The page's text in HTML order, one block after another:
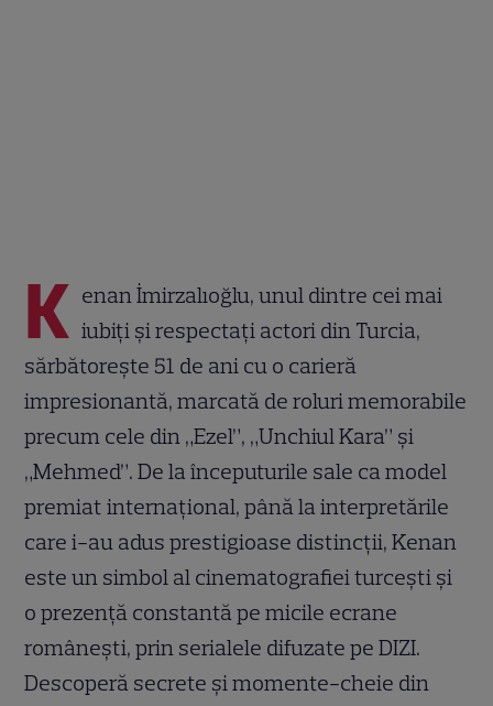
K enan İmirzalıoğlu, unul dintre cei mai
iubiți și respectați actori din Turcia,
sărbătorește 51 de ani cu o carieră
impresionantă, marcată de roluri memorabile
precum cele din „Ezel”, „Unchiul Kara” și
„Mehmed”. De la începuturile sale ca model
premiat internațional, până la interpretările
care i-au adus prestigioase distincții, Kenan
este un simbol al cinematografiei turcești și
o prezență constantă pe micile ecrane
românești, prin serialele difuzate pe DIZI.
Descoperă secrete și momente-cheie din